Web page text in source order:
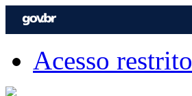
Acesso restrito